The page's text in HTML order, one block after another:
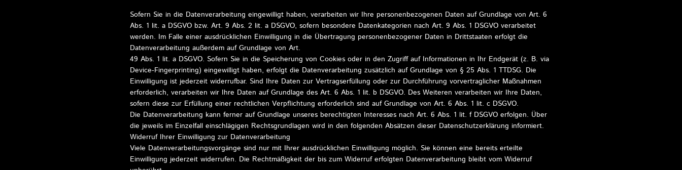
Sofern Sie in die Datenverarbeitung eingewilligt haben, verarbeiten wir Ihre personenbezogenen Daten auf Grundlage von Art. 6
Abs. 1 lit. a DSGVO bzw. Art. 9 Abs. 2 lit. a DSGVO, sofern besondere Datenkategorien nach Art. 9 Abs. 1 DSGVO verarbeitet
werden. Im Falle einer ausdrücklichen Einwilligung in die Übertragung personenbezogener Daten in Drittstaaten erfolgt die
Datenverarbeitung außerdem auf Grundlage von Art.
49 Abs. 1 lit. a DSGVO. Sofern Sie in die Speicherung von Cookies oder in den Zugriff auf Informationen in Ihr Endgerät (z. B. via
Device-Fingerprinting) eingewilligt haben, erfolgt die Datenverarbeitung zusätzlich auf Grundlage von § 25 Abs. 1 TTDSG. Die
Einwilligung ist jederzeit widerrufbar. Sind Ihre Daten zur Vertragserfüllung oder zur Durchführung vorvertraglicher Maßnahmen
erforderlich, verarbeiten wir Ihre Daten auf Grundlage des Art. 6 Abs. 1 lit. b DSGVO. Des Weiteren verarbeiten wir Ihre Daten,
sofern diese zur Erfüllung einer rechtlichen Verpflichtung erforderlich sind auf Grundlage von Art. 6 Abs. 1 lit. c DSGVO.
Die Datenverarbeitung kann ferner auf Grundlage unseres berechtigten Interesses nach Art. 6 Abs. 1 lit. f DSGVO erfolgen. Über
die jeweils im Einzelfall einschlägigen Rechtsgrundlagen wird in den folgenden Absätzen dieser Datenschutzerklärung informiert.
Widerruf Ihrer Einwilligung zur Datenverarbeitung
Viele Datenverarbeitungsvorgänge sind nur mit Ihrer ausdrücklichen Einwilligung möglich. Sie können eine bereits erteilte
Einwilligung jederzeit widerrufen. Die Rechtmäßigkeit der bis zum Widerruf erfolgten Datenverarbeitung bleibt vom Widerruf